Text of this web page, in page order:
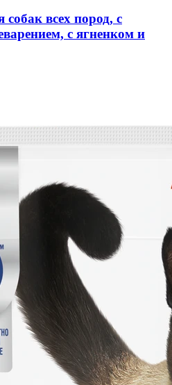
всех пород, с
с ягненком и